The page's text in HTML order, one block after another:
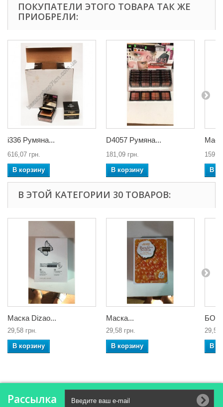
ПОКУПАТЕЛИ ЭТОГО ТОВАРА ТАК ЖЕ
ПРИОБРЕЛИ:
i336 Румяна...
616,07 грн.
В корзину
D4057 Румяна...
181,09 грн.
В корзину В
В ЭТОЙ КАТЕГОРИИ 30 ТОВАРОВ:
Маска Dizao...
29,58 грн.
В корзину
Маска...
29,58 грн.
В корзину
29,58
В
Рассылка